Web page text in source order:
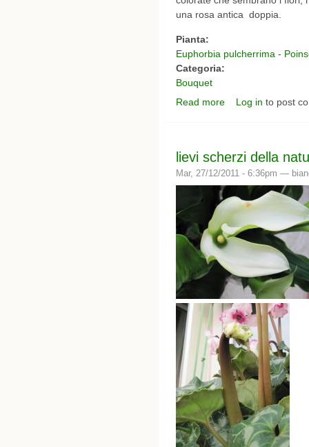
una rosa antica doppia.
Pianta:
Euphorbia pulcherrima -
Categoria:
Bouquet
Read more about I miei bouquet
Log in to post
lievi scherzi della
Mar, 27/12/2011 - 6:36pm —